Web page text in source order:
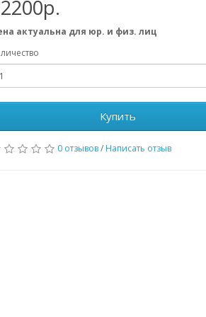
актуальна для юр. и физ. лиц
Купить
0 отзывов/ Написать отзыв